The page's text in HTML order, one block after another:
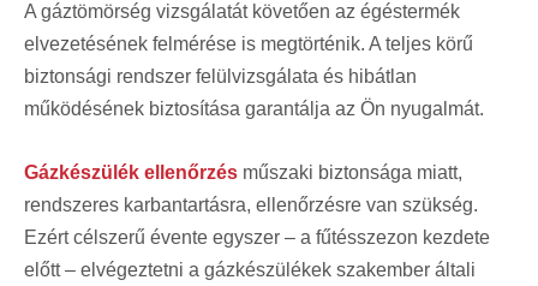
A gáztömörség vizsgálatát követően az égéstermék
elvezetésének felmérése is megtörténik. A teljes körű
biztonsági rendszer felülvizsgálata és hibátlan
működésének biztosítása garantálja az Ön nyugalmát.
Gázkészülék ellenőrzés műszaki biztonsága miatt,
rendszeres karbantartásra, ellenőrzésre van szükség.
Ezért célszerű évente egyszer – a fűtésszezon kezdete
előtt – elvégeztetni a gázkészülékek szakember általi